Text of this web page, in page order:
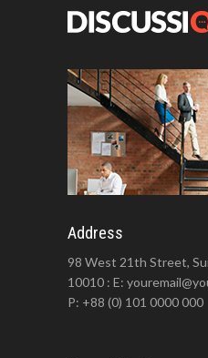
Address
98 West 21th Street,
10010 : E:
P: +88 (0) 101 0000 000